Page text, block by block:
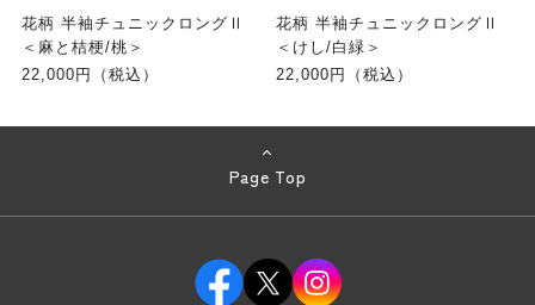
花柄 半袖チュニックロングⅡ
＜麻と桔梗/桃＞
22,000円（税込）
花柄 半袖チュニックロングⅡ
＜けし/白緑＞
22,000円（税込）
Page Top